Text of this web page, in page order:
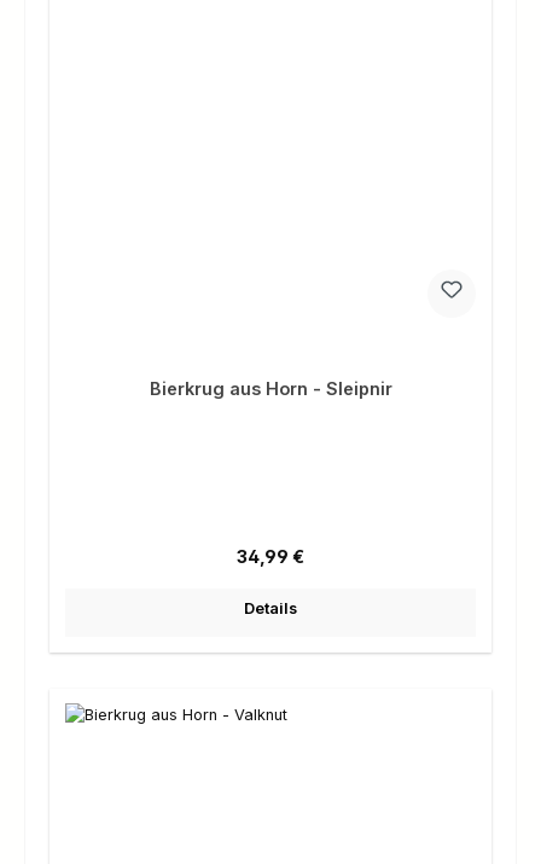
Bierkrug aus Horn - Sleipnir
Regulärer Preis:
34,99 €
Details